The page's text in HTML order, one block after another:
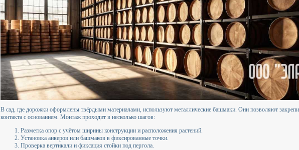
В сад, где дорожки оформлены твёрдыми материалами, используют металлические башмаки. Они позволяют
контакта с основанием. Монтаж проходит в несколько шагов:
Разметка опор с учётом ширины конструкции и расположения растений.
Установка анкеров или башмаков в фиксированные точки.
Проверка вертикали и фиксация стойки под пергола.